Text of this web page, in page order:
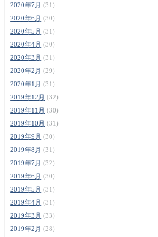
2020年7月 (31)
2020年6月 (30)
2020年5月 (31)
2020年4月 (30)
2020年3月 (31)
2020年2月 (29)
2020年1月 (31)
2019年12月 (32)
2019年11月 (30)
2019年10月 (31)
2019年9月 (30)
2019年8月 (31)
2019年7月 (32)
2019年6月 (30)
2019年5月 (31)
2019年4月 (31)
2019年3月 (33)
2019年2月 (28)